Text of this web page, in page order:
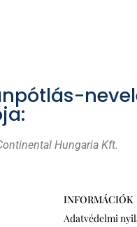
Hungaria Kft.
INFORMÁCIÓK
Adatvédelmi